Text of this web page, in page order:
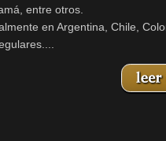
entre otros.
en Argentina, Chile,